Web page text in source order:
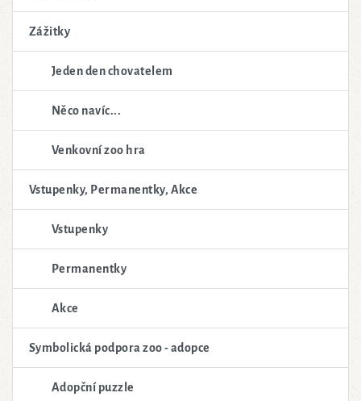
Zážitky
Jeden den chovatelem
Něco navíc...
Venkovní zoo hra
Vstupenky, Permanentky, Akce
Vstupenky
Permanentky
Akce
Symbolická podpora zoo - adopce
Adopční puzzle